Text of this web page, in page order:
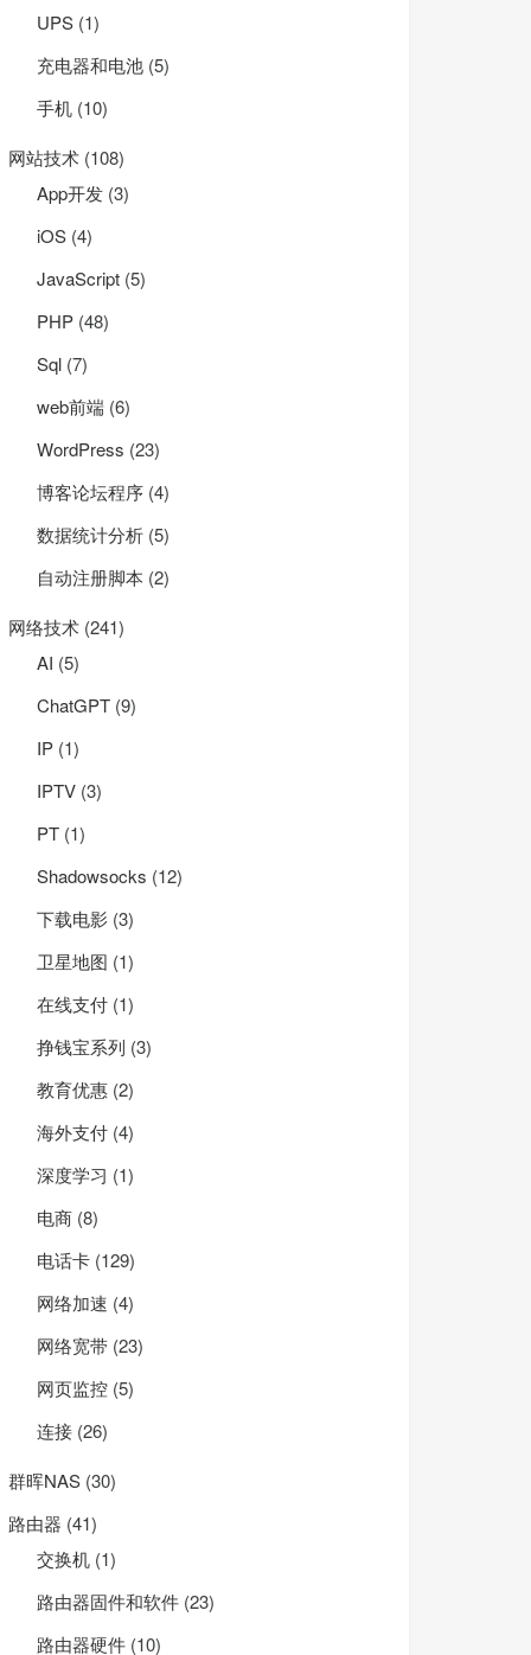
UPS (1)
充电器和电池 (5)
手机 (10)
网站技术 (108)
App开发 (3)
iOS (4)
JavaScript (5)
PHP (48)
Sql (7)
web前端 (6)
WordPress (23)
博客论坛程序 (4)
数据统计分析 (5)
自动注册脚本 (2)
网络技术 (241)
AI (5)
ChatGPT (9)
IP (1)
IPTV (3)
PT (1)
Shadowsocks (12)
下载电影 (3)
卫星地图 (1)
在线支付 (1)
挣钱宝系列 (3)
教育优惠 (2)
海外支付 (4)
深度学习 (1)
电商 (8)
电话卡 (129)
网络加速 (4)
网络宽带 (23)
网页监控 (5)
连接 (26)
群晖NAS (30)
路由器 (41)
交换机 (1)
路由器固件和软件 (23)
路由器硬件 (10)